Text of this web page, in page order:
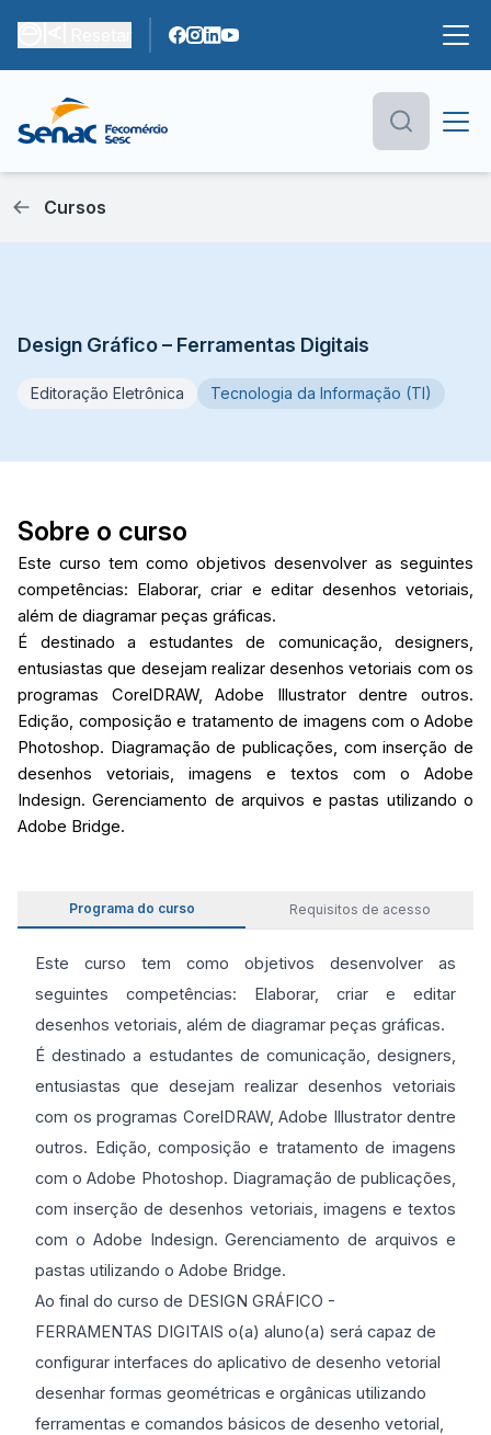
Cursos
Design Gráfico – Ferramentas Digitais
Editoração Eletrônica Tecnologia da Informação (TI)
Sobre o curso
Este curso tem como objetivos desenvolver as seguintes
competências: Elaborar, criar e editar desenhos vetoriais,
além de diagramar peças gráficas.
É destinado a estudantes de comunicação, designers,
entusiastas que desejam realizar desenhos vetoriais com os
programas CorelDRAW, Adobe Illustrator dentre outros.
Edição, composição e tratamento de imagens com o Adobe
Photoshop. Diagramação de publicações, com inserção de
desenhos vetoriais, imagens e textos com o Adobe
Indesign. Gerenciamento de arquivos e pastas utilizando o
Adobe Bridge.
Programa do curso Requisitos de acesso
Este curso tem como objetivos desenvolver as
seguintes competências: Elaborar, criar e editar
desenhos vetoriais, além de diagramar peças gráficas.
É destinado a estudantes de comunicação, designers,
entusiastas que desejam realizar desenhos vetoriais
com os programas CorelDRAW, Adobe Illustrator dentre
outros. Edição, composição e tratamento de imagens
com o Adobe Photoshop. Diagramação de publicações,
com inserção de desenhos vetoriais, imagens e textos
com o Adobe Indesign. Gerenciamento de arquivos e
pastas utilizando o Adobe Bridge.
Ao final do curso de DESIGN GRÁFICO -
FERRAMENTAS DIGITAIS o(a) aluno(a) será capaz de
configurar interfaces do aplicativo de desenho vetorial
desenhar formas geométricas e orgânicas utilizando
ferramentas e comandos básicos de desenho vetorial,